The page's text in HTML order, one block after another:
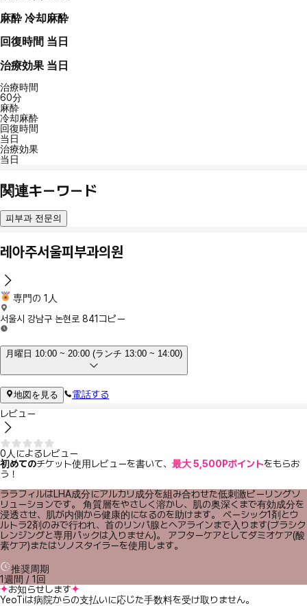
麻酔 冷却麻酔
回復時間 当日
治療効果 当日
治療時間
60分
麻酔
冷却麻酔
回復時間
当日
治療効果
当日
関連キーワード
피부과 전문의
레아주서울피부과의원
専門の 1人
서울시 강남구 논현로 841 コピー
月曜日 10:00 ~ 20:00 (ランチ 13:00 ~ 14:00)
地図を見る
電話する
レビュー
0人によるレビュー
初めてのチケット使用レビューを書いて、 最大 5,500Pポイントをもらお
う！
ララフィルはLHA成分にアルカリ成分を組み合わせた低刺激ピーリングソ
リューションです。 角質層をやさしく溶かし、肌の奥深くまで有効成分を
浸透させ、肌が内側から健康的になるのを助けます。 ベーシック1剤とウ
ルトラ2剤のみで行われ、首のリンパ腺とヘアラインまで入ります(ブラシク
レンジングと専用パックは入りません)。 アフターケアとしてダミオケア(酸
素ケア)またはソノスタイラーを使用します。
推奨周期
1週間 / 1回
お知らせします
YeoTiは病院からの支払いに応じた手数料を受け取りません。